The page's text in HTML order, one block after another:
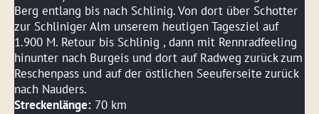
Berg entlang bis nach Schlinig. Von dort über Schotter
zur Schliniger Alm unserem heutigen Tagesziel auf
1.900 M. Retour bis Schlinig , dann mit Rennradfeeling
hinunter nach Burgeis und dort auf Radweg zurück zum
Reschenpass und auf der östlichen Seeuferseite zurück
nach Nauders.
Streckenlänge: 70 km